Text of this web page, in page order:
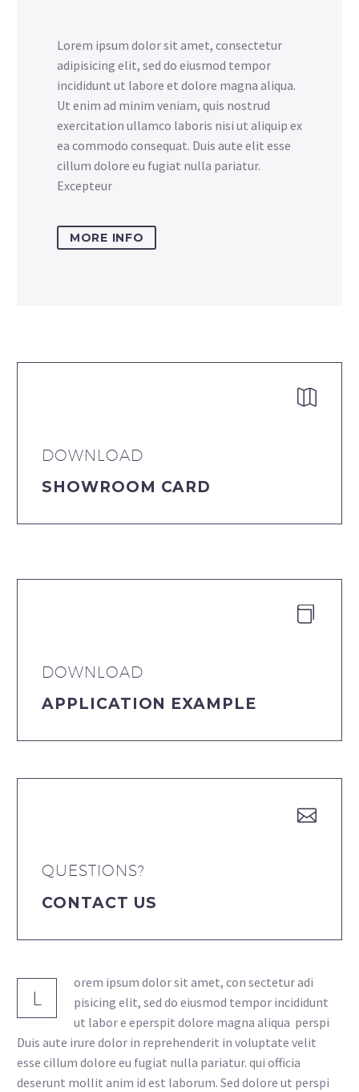
Lorem ipsum dolor sit amet, consectetur
adipisicing elit, sed do eiusmod tempor
incididunt ut labore et dolore magna aliqua.
Ut enim ad minim veniam, quis nostrud
exercitation ullamco laboris nisi ut aliquip ex
ea commodo consequat. Duis aute elit esse
cillum dolore eu fugiat nulla pariatur.
Excepteur
MORE INFO


DOWNLOAD
SHOWROOM CARD


DOWNLOAD
APPLICATION EXAMPLE


QUESTIONS?
CONTACT US
L
orem ipsum dolor sit amet, con sectetur adi
pisicing elit, sed do eiusmod tempor incididunt
ut labor e eperspit dolore magna aliqua perspi
Duis aute irure dolor in reprehenderit in voluptate velit
esse cillum dolore eu fugiat nulla pariatur. qui officia
deserunt mollit anim id est laborum. Sed dolore ut perspi